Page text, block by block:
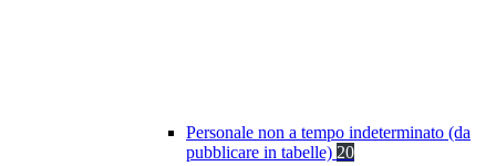
Personale non a tempo indeterminato (da
pubblicare in tabelle) 20